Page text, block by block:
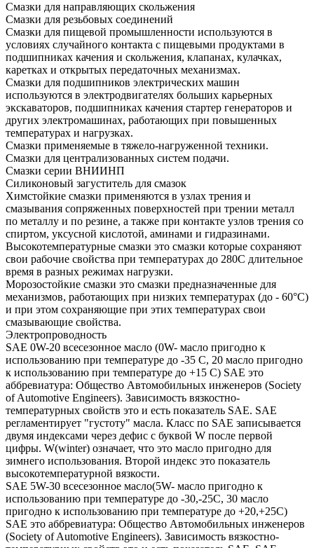
Смазки для направляющих скольжения
Смазки для резьбовых соединений
Смазки для пищевой промышленности используются в
условиях случайного контакта с пищевыми продуктами в
подшипниках качения и скольжения, клапанах, кулачках,
каретках и открытых передаточных механизмах.
Смазки для подшипников электрических машин
используются в электродвигателях больших карьерных
экскаваторов, подшипниках качения стартер генераторов и
других электромашинах, работающих при повышенных
температурах и нагрузках.
Смазки применяемые в тяжело-нагруженной техники.
Смазки для централизованных систем подачи.
Смазки серии ВНИИНП
Силиконовый загуститель для смазок
Химстойкие смазки применяются в узлах трения и
смазывания сопряженных поверхностей при трении металл
по металлу и по резине, а также при контакте узлов трения со
спиртом, уксусной кислотой, аминами и гидразинами.
Высокотемпературные смазки это смазки которые сохраняют
свои рабочие свойства при температурах до 280С длительное
время в разных режимах нагрузки.
Морозостойкие смазки это смазки предназначенные для
механизмов, работающих при низких температурах (до - 60°С)
и при этом сохраняющие при этих температурах свои
смазывающие свойства.
Электропроводность
SAE 0W-20 всесезонное масло (0W- масло пригодно к
использованию при температуре до -35 С, 20 масло пригодно
к использованию при температуре до +15 С) SAE это
аббревиатура: Общество Автомобильных инженеров (Society
of Automotive Engineers). Зависимость вязкостно-
температурных свойств это и есть показатель SAE. SAE
регламентирует "густоту" масла. Класс по SAE записывается
двумя индексами через дефис с буквой W после первой
цифры. W(winter) означает, что это масло пригодно для
зимнего использования. Второй индекс это показатель
высокотемпературной вязкости.
SAE 5W-30 всесезонное масло(5W- масло пригодно к
использованию при температуре до -30,-25С, 30 масло
пригодно к использованию при температуре до +20,+25С)
SAE это аббревиатура: Общество Автомобильных инженеров
(Society of Automotive Engineers). Зависимость вязкостно-